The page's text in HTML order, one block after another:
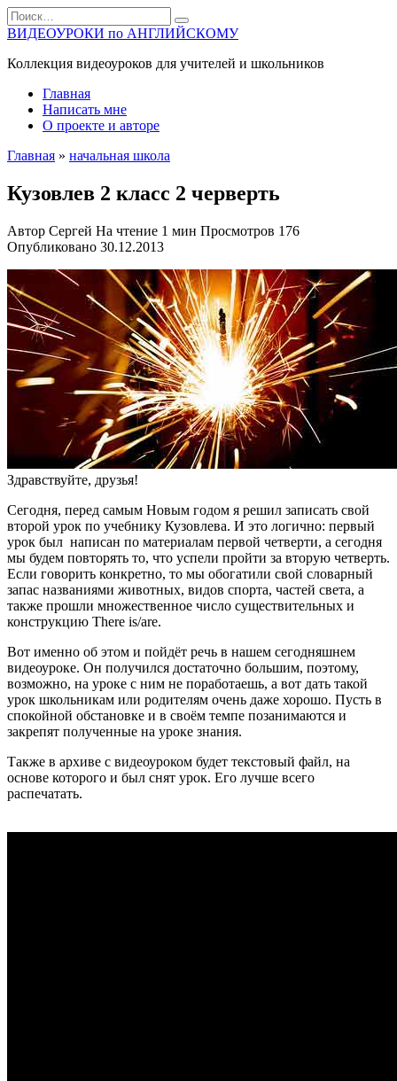
Перейти
к
содержанию
Search
for:
ВИДЕОУРОКИ по АНГЛИЙСКОМУ
Коллекция видеоуроков для учителей и школьников
Главная
Написать мне
О проекте и авторе
Главная » начальная школа
Кузовлев 2 класс 2 черверть
Автор Сергей На чтение 1 мин Просмотров 176
Опубликовано 30.12.2013
Здравствуйте, друзья!
Сегодня, перед самым Новым годом я решил записать свой
второй урок по учебнику Кузовлева. И это логично: первый
урок был написан по материалам первой четверти, а сегодня
мы будем повторять то, что успели пройти за вторую четверть.
Если говорить конкретно, то мы обогатили свой словарный
запас названиями животных, видов спорта, частей света, а
также прошли множественное число существительных и
конструкцию There is/are.
Вот именно об этом и пойдёт речь в нашем сегодняшнем
видеоуроке. Он получился достаточно большим, поэтому,
возможно, на уроке с ним не поработаешь, а вот дать такой
урок школьникам или родителям очень даже хорошо. Пусть в
спокойной обстановке и в своём темпе позанимаются и
закрепят полученные на уроке знания.
Также в архиве с видеоуроком будет текстовый файл, на
основе которого и был снят урок. Его лучше всего
распечатать.